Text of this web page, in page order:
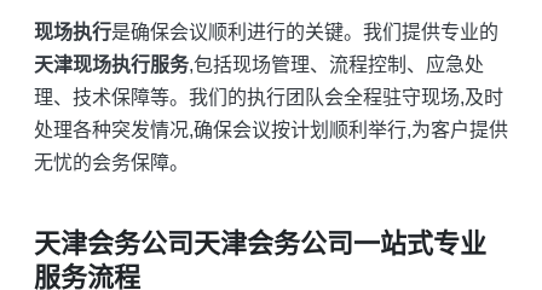
现场执行是确保会议顺利进行的关键。我们提供专业的
天津现场执行服务,包括现场管理、流程控制、应急处
理、技术保障等。我们的执行团队会全程驻守现场,及时
处理各种突发情况,确保会议按计划顺利举行,为客户提供
无忧的会务保障。
天津会务公司天津会务公司一站式专业
服务流程